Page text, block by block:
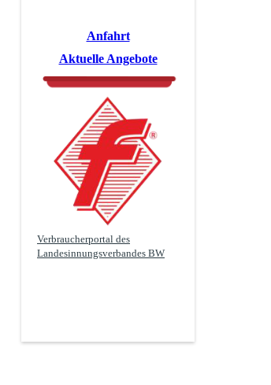
Anfahrt
Aktuelle Angebote
Verbraucherportal des
Landesinnungsverbandes BW